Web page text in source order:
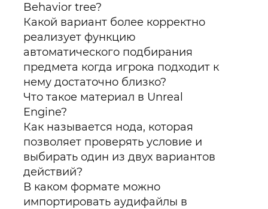
Behavior tree?
Какой вариант более корректно
реализует функцию
автоматического подбирания
предмета когда игрока подходит к
нему достаточно близко?
Что такое материал в Unreal
Engine?
Как называется нода, которая
позволяет проверять условие и
выбирать один из двух вариантов
действий?
В каком формате можно
импортировать аудифайлы в